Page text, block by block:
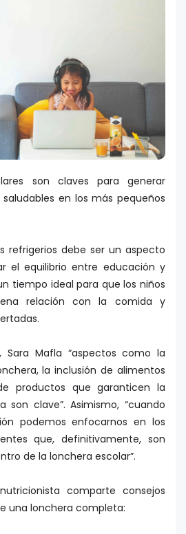
son claves para generar
en los más pequeños
refrigerios debe ser un aspecto
el equilibrio entre educación y
tiempo ideal para que los niños
relación con la comida y
Sara Mafla “aspectos como la
la inclusión de alimentos
productos que garanticen la
son clave”. Asimismo, “cuando
podemos enfocarnos en los
que, definitivamente, son
de la lonchera escolar”.
comparte consejos
una lonchera completa: